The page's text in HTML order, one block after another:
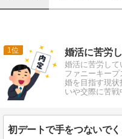
1
婚活に苦労し
ファニーキー
婚を目指す現
いや交際に苦戦